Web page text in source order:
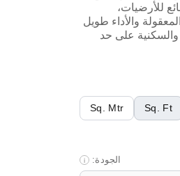
للأرضيات،
والأداء طويل
والسكنية على حد
Sq. Ft
Sq. Mtr
الجودة: i